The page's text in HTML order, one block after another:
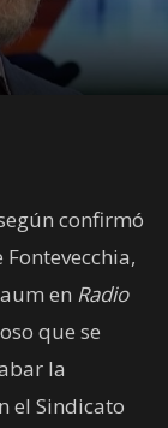
confirmó
en Radio
que se
la
el Sindicato